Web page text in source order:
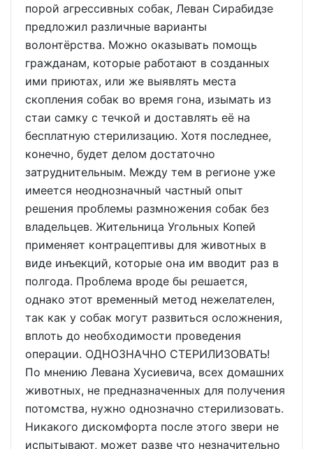
порой агрессивных собак, Леван Сирабидзе
предложил различные варианты
волонтёрства. Можно оказывать помощь
гражданам, которые работают в созданных
ими приютах, или же выявлять места
скопления собак во время гона, изымать из
стаи самку с течкой и доставлять её на
бесплатную стерилизацию. Хотя последнее,
конечно, будет делом достаточно
затруднительным. Между тем в регионе уже
имеется неоднозначный частный опыт
решения проблемы размножения собак без
владельцев. Жительница Угольных Копей
применяет контрацептивы для животных в
виде инъекций, которые она им вводит раз в
полгода. Проблема вроде бы решается,
однако этот временный метод нежелателен,
так как у собак могут развиться осложнения,
вплоть до необходимости проведения
операции. ОДНОЗНАЧНО СТЕРИЛИЗОВАТЬ!
По мнению Левана Хусиевича, всех домашних
животных, не предназначенных для получения
потомства, нужно однозначно стерилизовать.
Никакого дискомфорта после этого звери не
испытывают, может разве что незначительно